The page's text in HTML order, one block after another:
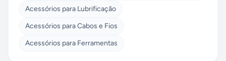
Acessórios para Lubrificação
Acessórios para Cabos e Fios
Acessórios para Ferramentas